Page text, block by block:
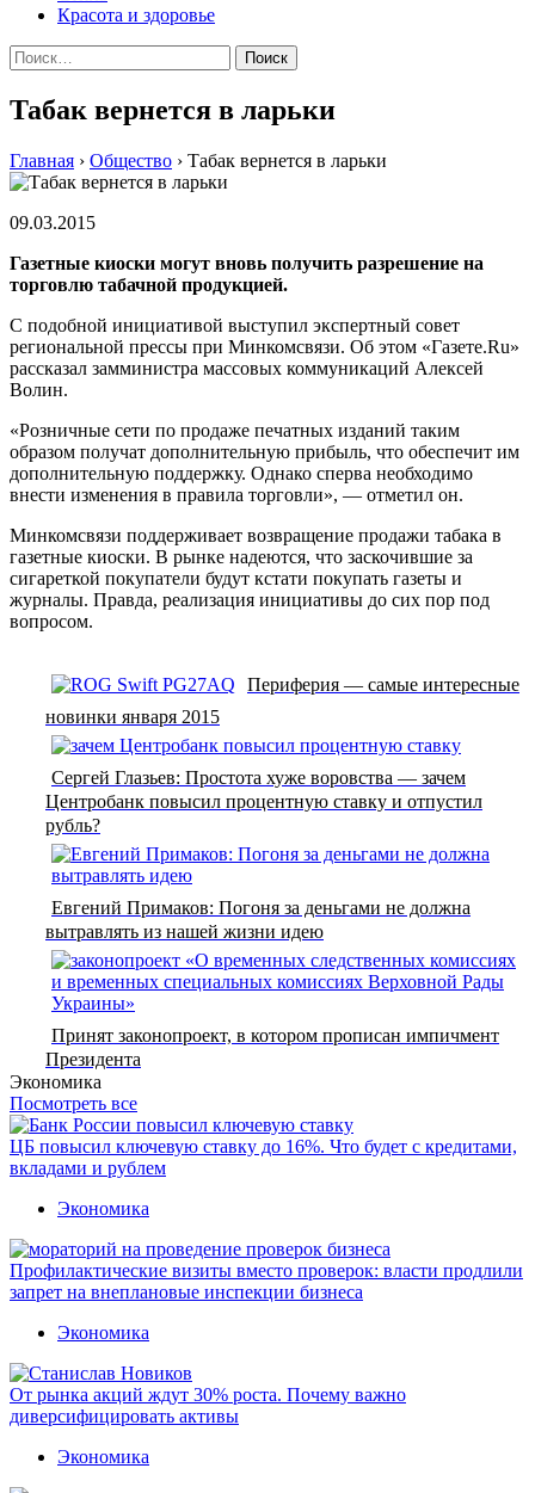
Красота и здоровье
Найти:
Табак вернется в ларьки
Главная › Общество › Табак вернется в ларьки
09.03.2015
Газетные киоски могут вновь получить разрешение на
торговлю табачной продукцией.
С подобной инициативой выступил экспертный совет
региональной прессы при Минкомсвязи. Об этом «Газете.Ru»
рассказал замминистра массовых коммуникаций Алексей
Волин.
«Розничные сети по продаже печатных изданий таким
образом получат дополнительную прибыль, что обеспечит им
дополнительную поддержку. Однако сперва необходимо
внести изменения в правила торговли», — отметил он.
Минкомсвязи поддерживает возвращение продажи табака в
газетные киоски. В рынке надеются, что заскочившие за
сигареткой покупатели будут кстати покупать газеты и
журналы. Правда, реализация инициативы до сих пор под
вопросом.
Периферия — самые интересные
новинки января 2015
Сергей Глазьев: Простота хуже воровства — зачем
Центробанк повысил процентную ставку и отпустил
рубль?
Евгений Примаков: Погоня за деньгами не должна
вытравлять из нашей жизни идею
Принят законопроект, в котором прописан импичмент
Президента
Экономика
Посмотреть все
ЦБ повысил ключевую ставку до 16%. Что будет с кредитами,
вкладами и рублем
Экономика
Профилактические визиты вместо проверок: власти продлили
запрет на внеплановые инспекции бизнеса
Экономика
От рынка акций ждут 30% роста. Почему важно
диверсифицировать активы
Экономика